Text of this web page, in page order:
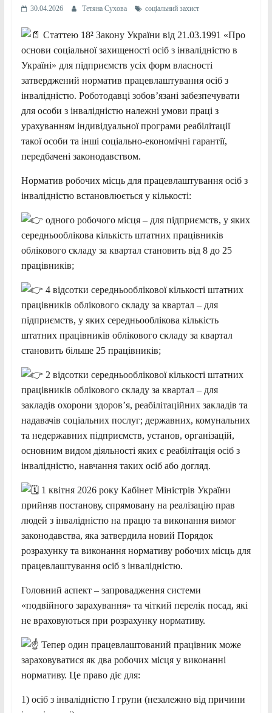
30.04.2026 Тетяна Сухова соціальний захист
Статтею 18² Закону України від 21.03.1991 «Про
основи соціальної захищеності осіб з інвалідністю в
Україні» для підприємств усіх форм власності
затверджений норматив працевлаштування осіб з
інвалідністю. Роботодавці зобов’язані забезпечувати
для особи з інвалідністю належні умови праці з
урахуванням індивідуальної програми реабілітації
такої особи та інші соціально-економічні гарантії,
передбачені законодавством.
Норматив робочих місць для працевлаштування осіб з
інвалідністю встановлюється у кількості:
одного робочого місця – для підприємств, у яких
середньооблікова кількість штатних працівників
облікового складу за квартал становить від 8 до 25
працівників;
4 відсотки середньооблікової кількості штатних
працівників облікового складу за квартал – для
підприємств, у яких середньооблікова кількість
штатних працівників облікового складу за квартал
становить більше 25 працівників;
2 відсотки середньооблікової кількості штатних
працівників облікового складу за квартал – для
закладів охорони здоров’я, реабілітаційних закладів та
надавачів соціальних послуг; державних, комунальних
та недержавних підприємств, установ, організацій,
основним видом діяльності яких є реабілітація осіб з
інвалідністю, навчання таких осіб або догляд.
1 квітня 2026 року Кабінет Міністрів України
прийняв постанову, спрямовану на реалізацію прав
людей з інвалідністю на працю та виконання вимог
законодавства, яка затвердила новий Порядок
розрахунку та виконання нормативу робочих місць для
працевлаштування осіб з інвалідністю.
Головний аспект – запровадження системи
«подвійного зарахування» та чіткий перелік посад, які
не враховуються при розрахунку нормативу.
Тепер один працевлаштований працівник може
зараховуватися як два робочих місця у виконанні
нормативу. Це право діє для:
1) осіб з інвалідністю І групи (незалежно від причини